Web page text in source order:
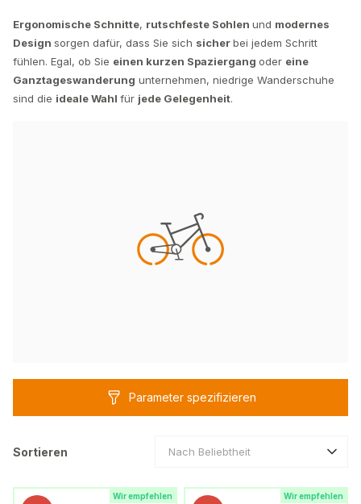
Ergonomische Schnitte, rutschfeste Sohlen und modernes
Design sorgen dafür, dass Sie sich sicherbei jedem Schritt
fühlen. Egal, ob Sie einen kurzen Spaziergang oder eine
Ganztageswanderung unternehmen, niedrige Wanderschuhe
sind die ideale Wahl für jede Gelegenheit.
Parameter spezifizieren
Sortieren Nach Beliebtheit
Wir empfehlen Wir empfehlen